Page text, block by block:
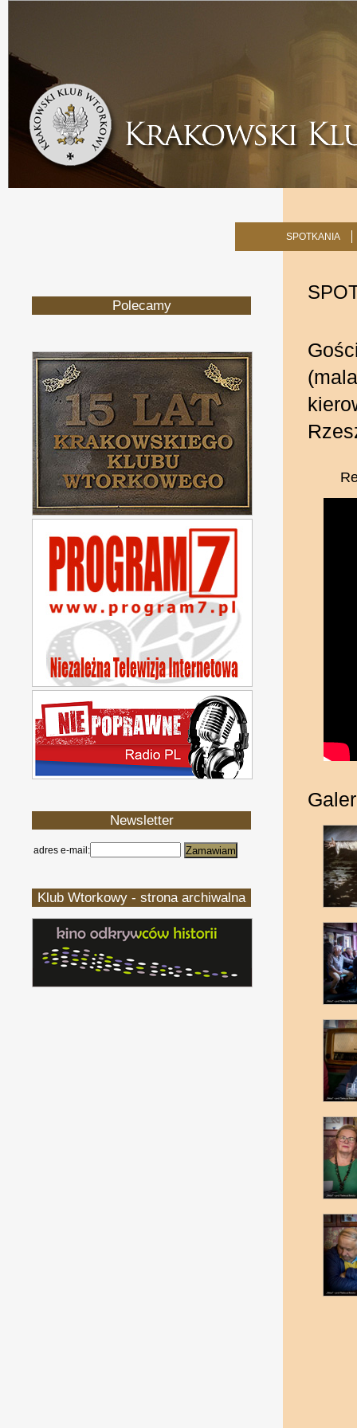
SPOTKANIA
Polecamy
Newsletter
adres e-mail:
Klub Wtorkowy - strona archiwalna